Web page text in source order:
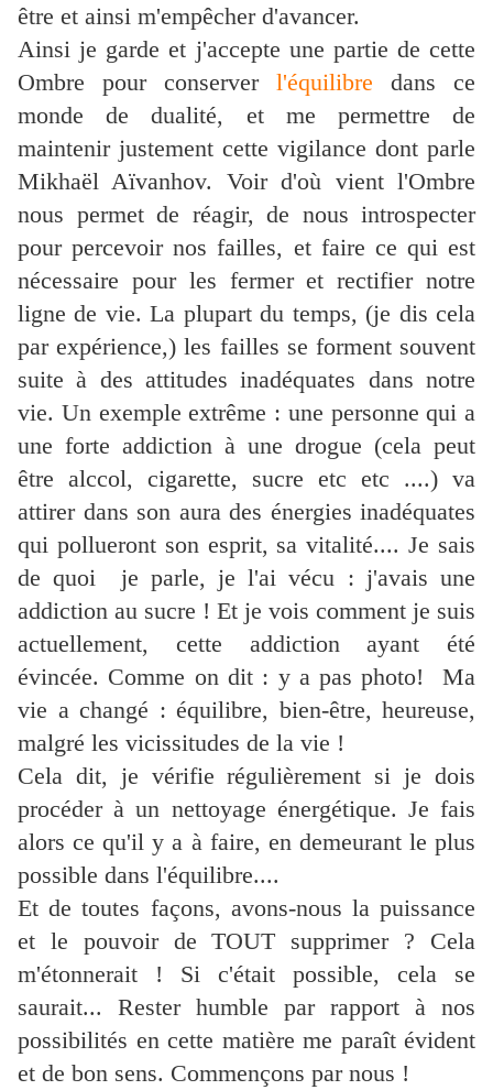
être et ainsi m'empêcher d'avancer.
Ainsi je garde et j'accepte une partie de cette
Ombre pour conserver l'équilibre dans ce
monde de dualité, et me permettre de
maintenir justement cette vigilance dont parle
Mikhaël Aïvanhov. Voir d'où vient l'Ombre
nous permet de réagir, de nous introspecter
pour percevoir nos failles, et faire ce qui est
nécessaire pour les fermer et rectifier notre
ligne de vie. La plupart du temps, (je dis cela
par expérience,) les failles se forment souvent
suite à des attitudes inadéquates dans notre
vie. Un exemple extrême : une personne qui a
une forte addiction à une drogue (cela peut
être alccol, cigarette, sucre etc etc ....) va
attirer dans son aura des énergies inadéquates
qui pollueront son esprit, sa vitalité.... Je sais
de quoi je parle, je l'ai vécu : j'avais une
addiction au sucre ! Et je vois comment je suis
actuellement, cette addiction ayant été
évincée. Comme on dit : y a pas photo! Ma
vie a changé : équilibre, bien-être, heureuse,
malgré les vicissitudes de la vie !
Cela dit, je vérifie régulièrement si je dois
procéder à un nettoyage énergétique. Je fais
alors ce qu'il y a à faire, en demeurant le plus
possible dans l'équilibre....
Et de toutes façons, avons-nous la puissance
et le pouvoir de TOUT supprimer ? Cela
m'étonnerait ! Si c'était possible, cela se
saurait... Rester humble par rapport à nos
possibilités en cette matière me paraît évident
et de bon sens. Commençons par nous !